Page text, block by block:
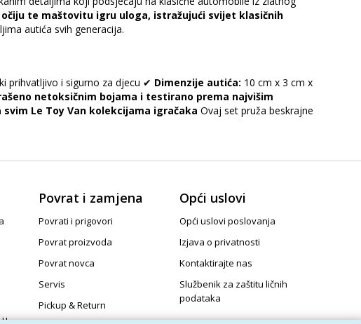
te maštovitu igru uloga, istražujući svijet klasičnih
autića svih generacija.
prihvatljivo i sigurno za djecu ✔ Dimenzije autića: 10 cm x 3 cm x
netoksičnim bojama i testirano prema najvišim
Le Toy Van kolekcijama igračaka Ovaj set pruža beskrajne
u
Povrat i zamjena
Povrati i prigovori
Povrat proizvoda
Povrat novca
Servis
Pickup & Return
Opći uslovi
Opći uslovi poslovanja
Izjava o privatnosti
Kontaktirajte nas
Službenik za zaštitu ličnih
podataka